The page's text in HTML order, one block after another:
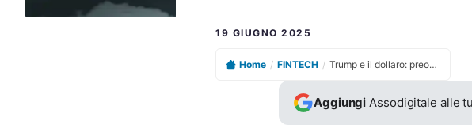
19 GIUGNO 2025
Home / FINTECH / Trump e il dollaro: preoccupazioni sul futuro della valuta americana e impatti economici globali.
Aggiungi Assodigitale alle